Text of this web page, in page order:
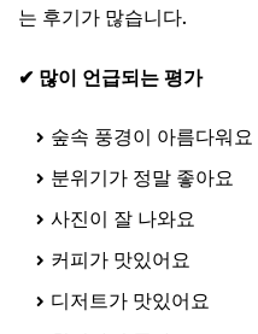
는 후기가 많습니다.
✔ 많이 언급되는 평가
숲속 풍경이 아름다워요
분위기가 정말 좋아요
사진이 잘 나와요
커피가 맛있어요
디저트가 맛있어요